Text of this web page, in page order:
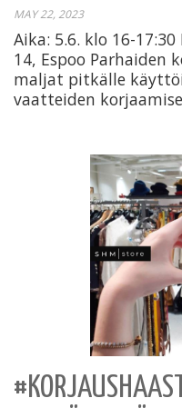
MAY 22, 2023
Aika: 5.6. klo 16-
14, Espoo Parhaiden
maljat pitkälle
vaatteiden